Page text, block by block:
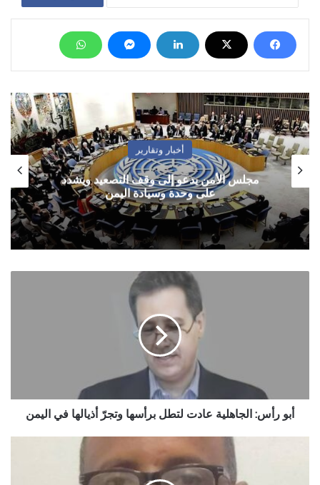
أخبار وتقارير
مجلس الأمن يدعو إلى وقف التصعيد ويشدد
على وحدة وسيادة اليمن
في
اليمنأبو رأس: الجاهلية عادت لتطل برأسها وتجرّ أذيالها في اليمن